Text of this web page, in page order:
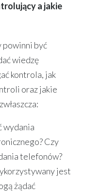
a jakie
powinni być
wiedzę
kontrola, jak
oraz jakie
wydania
Czy
telefonów?
jest
żądać